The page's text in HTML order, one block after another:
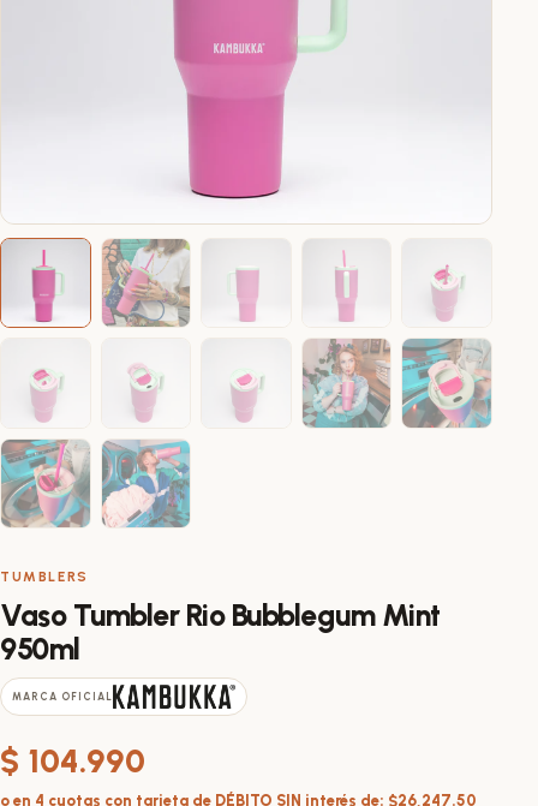
TUMBLERS
Vaso Tumbler Rio Bubblegum Mint
950ml
MARCA OFICIAL
$ 104.990
o en 4 cuotas con tarjeta de DÉBITO SIN interés de: $26,247.50